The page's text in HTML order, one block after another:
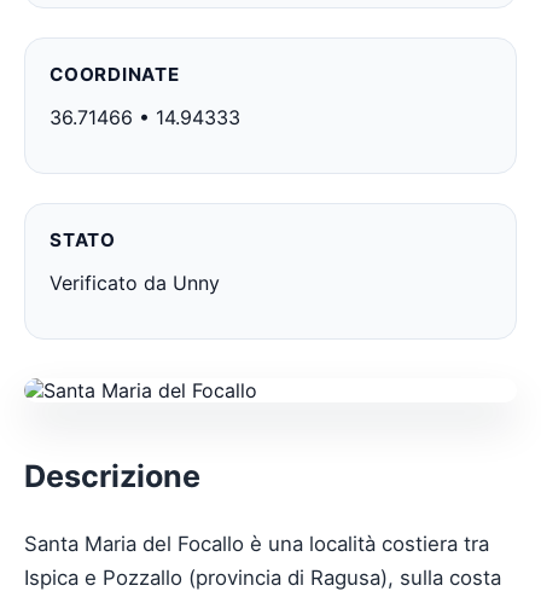
COORDINATE
36.71466 • 14.94333
STATO
Verificato da Unny
Descrizione
Santa Maria del Focallo è una località costiera tra
Ispica e Pozzallo (provincia di Ragusa), sulla costa